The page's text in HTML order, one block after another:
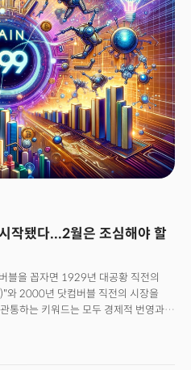
이번 FOMC에서 금리를 0.25%p
었다. 그러나 지난 7,8월 고용 지표가
컷'에 힘을 실은 것으로 풀이된다. 👉
트렌드쇼 대구 신청하러
작됐다...2월은 조심해야 할
블을 꼽자면 1929년 대공황 직전의
2000년 닷컴버블 직전의 시장을
통하는 키워드는 모두 경제적 번영과
인 시대였습니다. 그런데 생각해 보면